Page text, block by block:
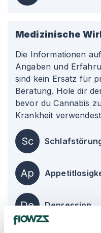
Medizinische
Die Informationen
Angaben und
sind kein Ersatz für
Beratung. Hole dir
bevor du Cannabis
Krankheit
Sc
Ap
De Depression